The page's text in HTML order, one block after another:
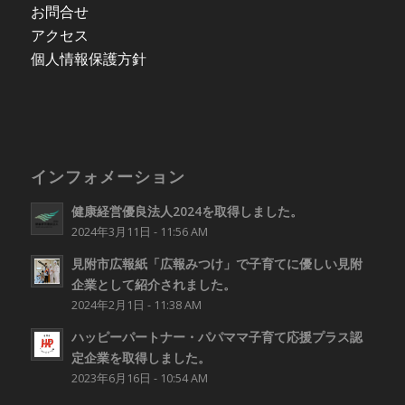
お問合せ
アクセス
個人情報保護方針
インフォメーション
健康経営優良法人2024を取得しました。
2024年3月11日 - 11:56 AM
見附市広報紙「広報みつけ」で子育てに優しい見附
企業として紹介されました。
2024年2月1日 - 11:38 AM
ハッピーパートナー・パパママ子育て応援プラス認
定企業を取得しました。
2023年6月16日 - 10:54 AM